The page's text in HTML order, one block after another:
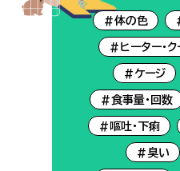
#体の色
#ヒーター・
#ケージ
#食事量・回数
#嘔吐・下痢
#臭い